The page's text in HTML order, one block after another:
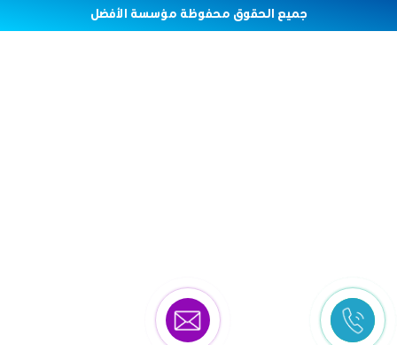
جميع الحقوق محفوظة مؤسسة الأفضل